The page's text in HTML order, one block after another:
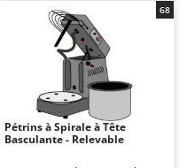
tracteurs
Pétrins à Spirale à Tête
Basculante - Relevable
68